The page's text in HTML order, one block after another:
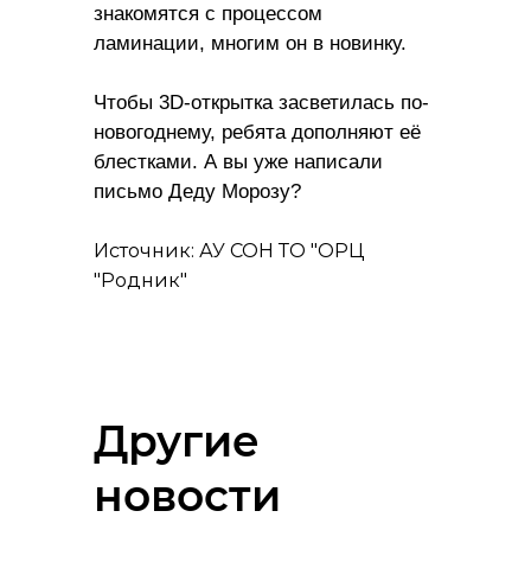
знакомятся с процессом
ламинации, многим он в новинку.
Чтобы 3D-открытка засветилась по-
новогоднему, ребята дополняют её
блестками. А вы уже написали
письмо Деду Морозу?
Источник: АУ СОН ТО "ОРЦ
"Родник"
Другие
новости